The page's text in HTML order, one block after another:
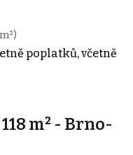
poplatků, včetně
m² - Brno-